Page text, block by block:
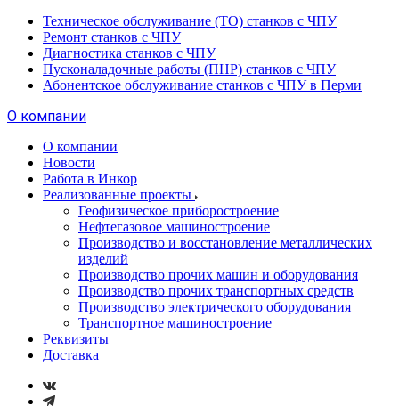
Техническое обслуживание (ТО) станков с ЧПУ
Ремонт станков с ЧПУ
Диагностика станков с ЧПУ
Пусконаладочные работы (ПНР) станков с ЧПУ
Абонентское обслуживание станков с ЧПУ в Перми
О компании
О компании
Новости
Работа в Инкор
Реализованные проекты
Геофизическое приборостроение
Нефтегазовое машиностроение
Производство и восстановление металлических
изделий
Производство прочих машин и оборудования
Производство прочих транспортных средств
Производство электрического оборудования
Транспортное машиностроение
Реквизиты
Доставка